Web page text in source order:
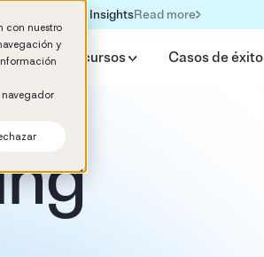
con nuestro
y
navegador
| Booster AI InsightsRead more
Recursos Casos de éxito